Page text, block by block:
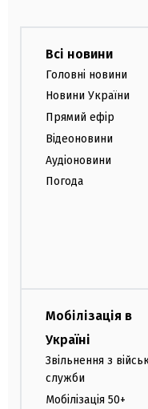
Всі новини
Головні новини
Новини України
Прямий ефір
Відеоновини
Аудіоновини
Погода
Мобілізація в
Україні
Звільнення з
служби
Мобілізація 50+